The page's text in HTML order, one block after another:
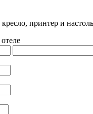
кресло, принтер и